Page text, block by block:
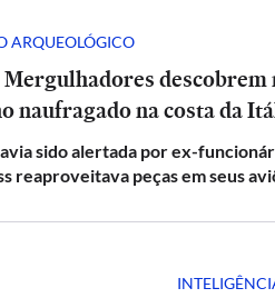
ARQUEOLÓGICO
descobrem
naufragado na costa da
sido alertada por ex-
reaproveitava peças em seus